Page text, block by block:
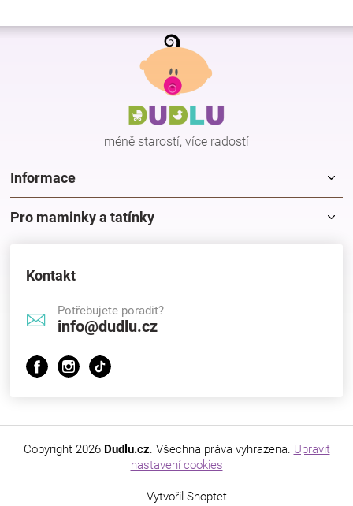
Z
méně starostí, více radostí
Informace
Pro maminky a tatínky
Kontakt
Potřebujete poradit?
info@dudlu.cz
Vytvořil Shoptet
Copyright 2026 Dudlu.cz. Všechna práva vyhrazena. Upravit
nastavení cookies